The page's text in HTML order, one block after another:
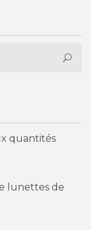
quantités
lunettes de